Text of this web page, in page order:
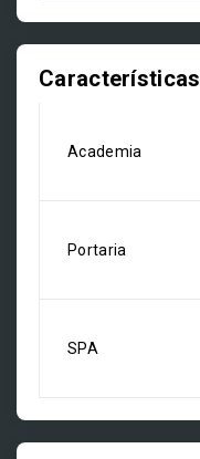
Características
Academia
Portaria
SPA